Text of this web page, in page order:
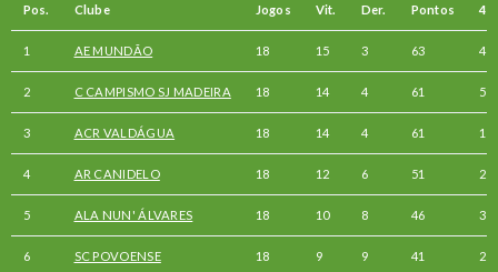
Pos. Clube Jogos Vit. Der. Pontos 4-0
1 AE MUNDÃO 18 15 3 63 4
2 C CAMPISMO SJ MADEIRA 18 14 4 61 5
3 ACR VALDÁGUA 18 14 4 61 1
4 AR CANIDELO 18 12 6 51 2
5 ALA NUN' ÁLVARES 18 10 8 46 3
6 SC POVOENSE 18 9 9 41 2